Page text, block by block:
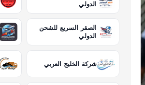
الدولي
الصقر السريع للشحن
الدولي
شركة الخليج العربي